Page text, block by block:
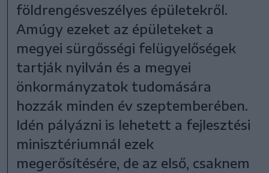
földrengésveszélyes épületekről.
Amúgy ezeket az épületeket a
megyei sürgősségi felügyelőségek
tartják nyilván és a megyei
önkormányzatok tudomására
hozzák minden év szeptemberében.
Idén pályázni is lehetett a fejlesztési
minisztériumnál ezek
megerősítésére, de az első, csaknem